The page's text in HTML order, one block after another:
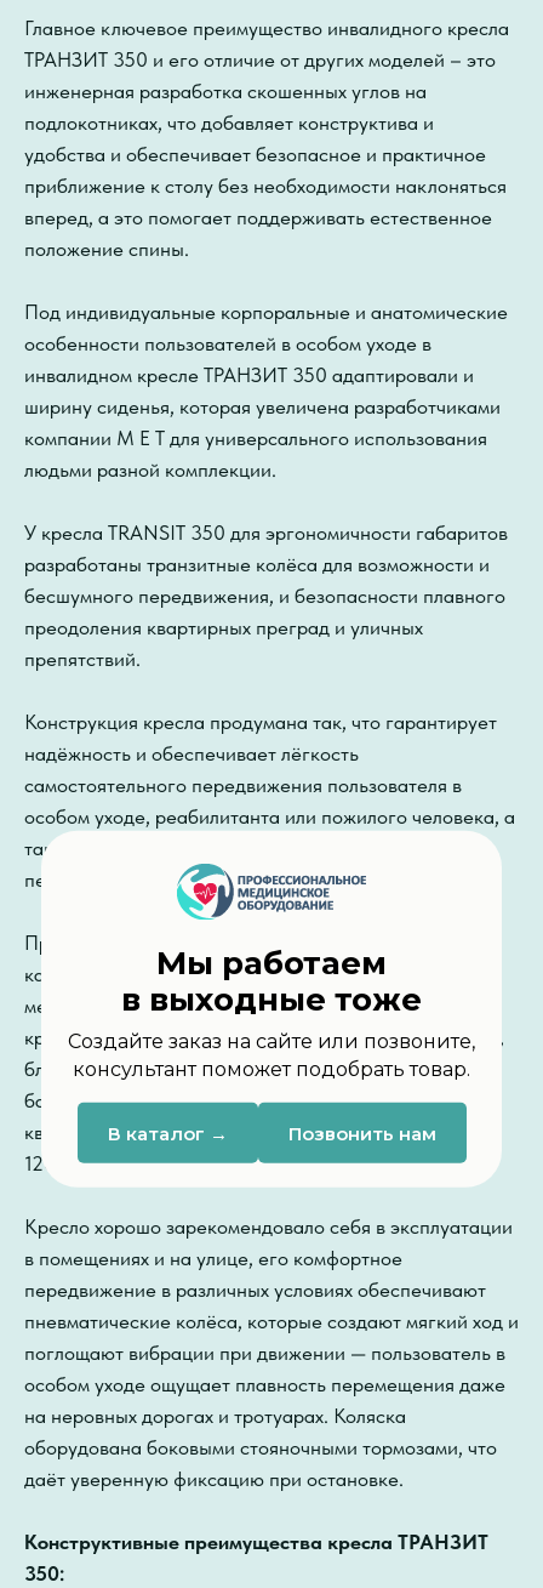
Главное ключевое преимущество инвалидного кресла
ТРАНЗИТ 350 и его отличие от других моделей – это
инженерная разработка скошенных углов на
подлокотниках, что добавляет конструктива и
удобства и обеспечивает безопасное и практичное
приближение к столу без необходимости наклоняться
вперед, а это помогает поддерживать естественное
положение спины.
Под индивидуальные корпоральные и анатомические
особенности пользователей в особом уходе в
инвалидном кресле ТРАНЗИТ 350 адаптировали и
ширину сиденья, которая увеличена разработчиками
компании М Е Т для универсального использования
людьми разной комплекции.
У кресла TRANSIT 350 для эргономичности габаритов
разработаны транзитные колёса для возможности и
бесшумного передвижения, и безопасности плавного
преодоления квартирных преград и уличных
препятствий.
Конструкция кресла продумана так, что гарантирует
надёжность и обеспечивает лёгкость
самостоятельного передвижения пользователя в
особом уходе, реабилитанта или пожилого человека, а
так же в сопровождении сиделки или медицинского
персонала.
Прочная и гипоаллергенная ткань сиденья и спинки,
карман на спинке для хранения необходимых личных
мелочей, откидные подлокотники и подножки. У
кресла ТРАНЗИТ 350 продумана и складная система,
благодаря которой его удобно можно разместить в
багажнике автомобиля или сэкономить место в
квартире. Максимальная грузоподъемность коляски
120 кг.
Кресло хорошо зарекомендовало себя в эксплуатации
в помещениях и на улице, его комфортное
передвижение в различных условиях обеспечивают
пневматические колёса, которые создают мягкий ход и
поглощают вибрации при движении — пользователь в
особом уходе ощущает плавность перемещения даже
на неровных дорогах и тротуарах. Коляска
оборудована боковыми стояночными тормозами, что
даёт уверенную фиксацию при остановке.
Конструктивные преимущества кресла ТРАНЗИТ
350:
Мы работаем
в выходные тоже
Создайте заказ на сайте или позвоните,
консультант поможет подобрать товар.
В каталог → Позвонить нам